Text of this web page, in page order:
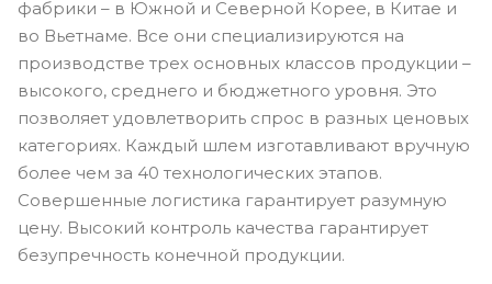
фабрики – в Южной и Северной Корее, в Китае и
во Вьетнаме. Все они специализируются на
производстве трех основных классов продукции –
высокого, среднего и бюджетного уровня. Это
позволяет удовлетворить спрос в разных ценовых
категориях. Каждый шлем изготавливают вручную
более чем за 40 технологических этапов.
Совершенные логистика гарантирует разумную
цену. Высокий контроль качества гарантирует
безупречность конечной продукции.